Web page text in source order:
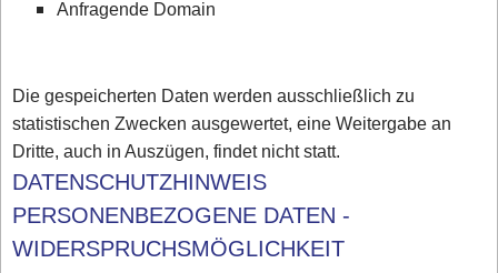
Anfragende Domain
Die gespeicherten Daten werden ausschließlich zu
statistischen Zwecken ausgewertet, eine Weitergabe an
Dritte, auch in Auszügen, findet nicht statt.
DATENSCHUTZHINWEIS
PERSONENBEZOGENE DATEN -
WIDERSPRUCHSMÖGLICHKEIT